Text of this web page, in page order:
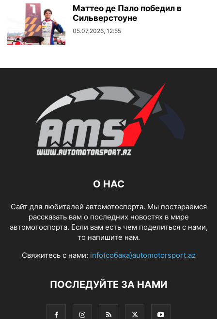
Маттео де Пало победил в
Сильверстоуне
05.07.2026, 12:55
О НАС
Сайт для любителей автомотоспорта. Мы постараемся
рассказать вам о последних новостях в мире
автомотоспорта. Если вам есть чем поделиться с нами,
то напишите нам.
Свяжитесь с нами: info(собака)automotorsport.az
ПОСЛЕДУЙТЕ ЗА НАМИ